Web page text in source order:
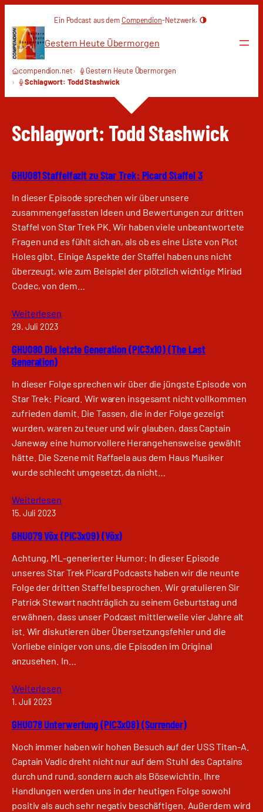
Inhalt
springen
Ein Podcast aus dem Compendion-Netzwerk.
Gestern Heute Übermorgen
compendion.net
Gestern Heute Übermorgen
Schlagwort: Todd Stashwick
Schlagwort: Todd Stashwick
GHU081 Staffelfazit zu Star Trek: Picard Staffel 3
In dieser Episode sprechen wir über unsere
zusammengefassten Ideen und Bewertungen zur dritten
Staffel von Star Trek PK. Wir haben viele unbeantwortete
Fragen und es fühlt sich an, als ob es eine Liste von Plot
Holes gibt. Einige Aspekte der Staffel haben uns nicht
überzeugt, wie zum Beispiel der plötzlich wichtige Miriad
Codec, von dem…
Weiterlesen
29. Juli 2023
GHU080 Die letzte Generation (PIC3x10) (The Last
Generation)
In dieser Folge sprechen wir über die jüngste Episode von
Star Trek: Picard. Wir waren insgesamt nicht vollkommen
zufrieden damit. Die Tassen, die in der Folge gezeigt
wurden, waren zu teuer und wir glauben, dass Captain
Janeway eine humorvollere Herangehensweise gewählt
hätte. Die Szene mit Raffaela aus dem Haus Musiker
wurde schlecht umgesetzt, da nicht…
Weiterlesen
15. Juli 2023
GHU079 Võx (PIC3x09) (Võx)
Achtung, ML-generierter Humor: In dieser Episode
unseres Star Trek Picard Podcasts haben wir die neunte
Folge der dritten Staffel besprochen. Wir gratulieren Sir
Patrick Stewart nachträglich zu seinem Geburtstag und
erwähnen, dass unser Podcast mittlerweile vier Jahre alt
ist. Wir diskutieren über Übersetzungsfehler und die
Vorliebe einiger von uns, die Episoden im Original
anzusehen. In…
Weiterlesen
1. Juli 2023
GHU078 Unterwerfung (PIC3x08) (Surrender)
Noch immer haben wir hohen Besuch auf der USS Titan-A.
Captain Vadic dreht nicht nur auf dem Stuhl des Captains
durch und rund, sondern auch als Bösewichtin. Ihre
Handlungen werden uns in der heutigen Folge sowohl
positiv als auch sehr negativ beschäftigen. Außerdem wird